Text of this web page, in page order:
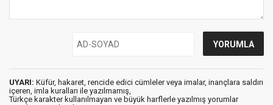
UYARI: Küfür, hakaret, rencide edici cümleler veya imalar, inançlara saldırı
içeren, imla kuralları ile yazılmamış,
Türkçe karakter kullanılmayan ve büyük harflerle yazılmış yorumlar